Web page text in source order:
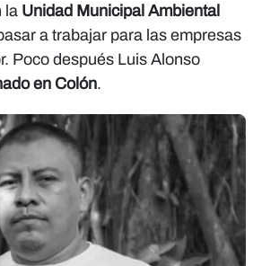
la Unidad Municipal Ambiental
a trabajar para las empresas
Poco después Luis Alonso
en Colón.